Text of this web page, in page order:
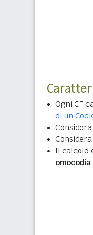
Ogni CF
di un
Il calcolo
omocodia.